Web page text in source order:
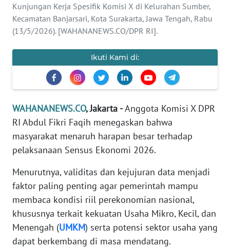
Kunjungan Kerja Spesifik Komisi X di Kelurahan Sumber,
Kecamatan Banjarsari, Kota Surakarta, Jawa Tengah, Rabu
(13/5/2026). [WAHANANEWS.CO/DPR RI].
Ikuti Kami di:
WAHANANEWS.CO, Jakarta -Anggota Komisi X DPR
RI Abdul Fikri Faqih menegaskan bahwa
masyarakat menaruh harapan besar terhadap
pelaksanaan Sensus Ekonomi 2026.
Menurutnya, validitas dan kejujuran data menjadi
faktor paling penting agar pemerintah mampu
membaca kondisi riil perekonomian nasional,
khususnya terkait kekuatan Usaha Mikro, Kecil, dan
Menengah (UMKM) serta potensi sektor usaha yang
dapat berkembang di masa mendatang.
OLAHRAGA
OPINI
EDITORIAL
Informasi
INDEKS
BERITA
KAMI
INFO
IKLAN
TENTANG